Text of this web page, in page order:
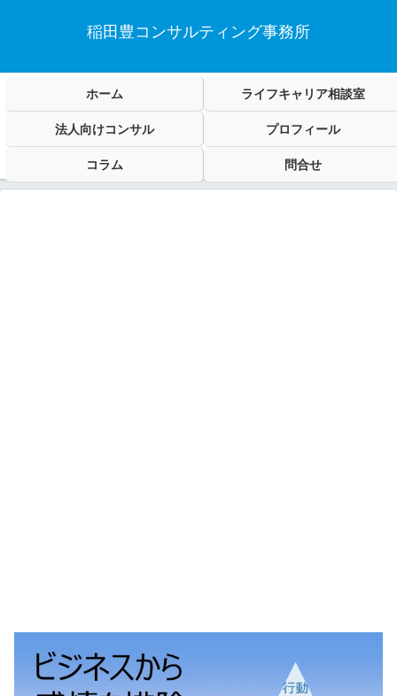
稲田豊コンサルティング事務所
ホーム ライフキャリア相談室
法人向けコンサル プロフィール
コラム 問合せ